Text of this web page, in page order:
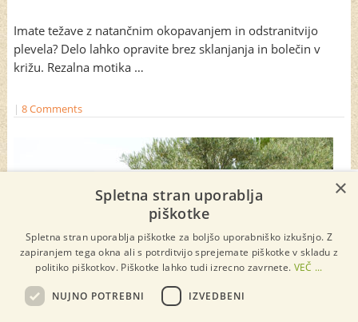
Imate težave z natančnim okopavanjem in odstranitvijo
plevela? Delo lahko opravite brez sklanjanja in bolečin v
križu. Rezalna motika …
| 8 Comments
×
×
Spletna stran uporablja
piškotke
Spletna stran uporablja piškotke za boljšo uporabniško izkušnjo. Z
zapiranjem tega okna ali s potrditvijo sprejemate piškotke v skladu z
politiko piškotkov. Piškotke lahko tudi izrecno zavrnete. VEČ ...
NUJNO POTREBNI IZVEDBENI